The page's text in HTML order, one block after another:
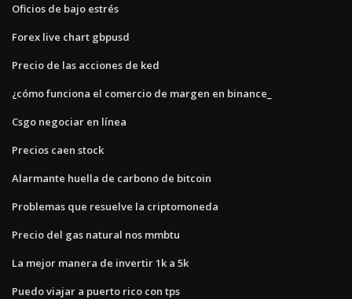
Oficios de bajo estrés
Forex live chart gbpusd
Precio de las acciones de ked
¿cómo funciona el comercio de margen en binance_
Csgo negociar en línea
Precios caen stock
Alarmante huella de carbono de bitcoin
Problemas que resuelve la criptomoneda
Precio del gas natural nos mmbtu
La mejor manera de invertir 1k a 5k
Puedo viajar a puerto rico con tps